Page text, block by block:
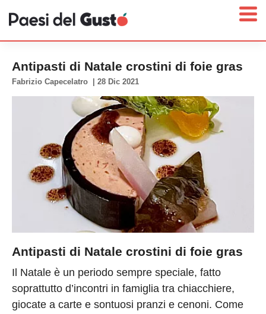
Interviste
Territori
Prodotti
Answer
Privacy
Policy
Cookies
Antipasti di Natale crostini di foie gras
Fabrizio Capecelatro 28 Dic 2021
Antipasti di Natale crostini di foie gras
Il Natale è un periodo sempre speciale, fatto
soprattutto d’incontri in famiglia tra chiacchiere,
giocate a carte e sontuosi pranzi e cenoni. Come